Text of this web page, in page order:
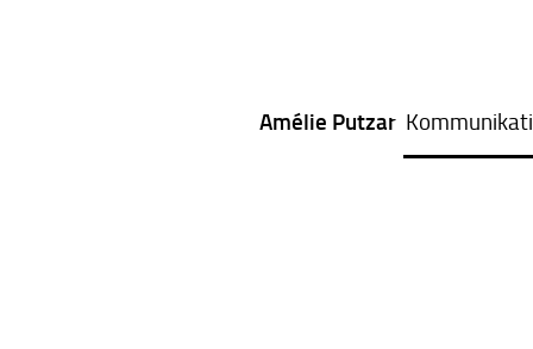
Amélie Putzar